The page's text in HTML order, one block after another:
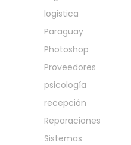
logistica
Paraguay
Photoshop
Proveedores
psicología
recepción
Reparaciones
Sistemas